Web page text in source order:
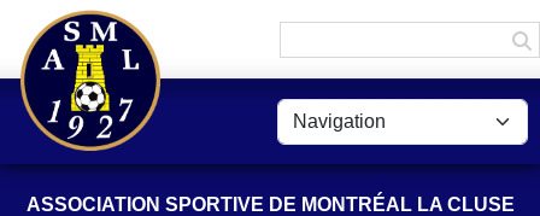
ASSOCIATION SPORTIVE DE MONTRÉAL LA CLUSE
Panneau de gestion des cookies